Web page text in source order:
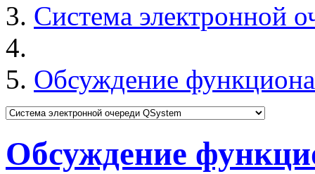
Система электронной
Обсуждение
Обсуждение